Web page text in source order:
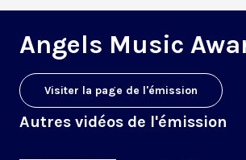
Angels Music
Visiter la page de l'émission
Autres vidéos de l'émission